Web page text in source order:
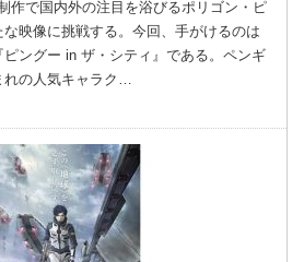
作で国内外の注目を浴びるポリゴン・ピ
映像に挑戦する。今回、手がけるのは
ングー in ザ・シティ』である。ペンギ
れの人気キャラク…